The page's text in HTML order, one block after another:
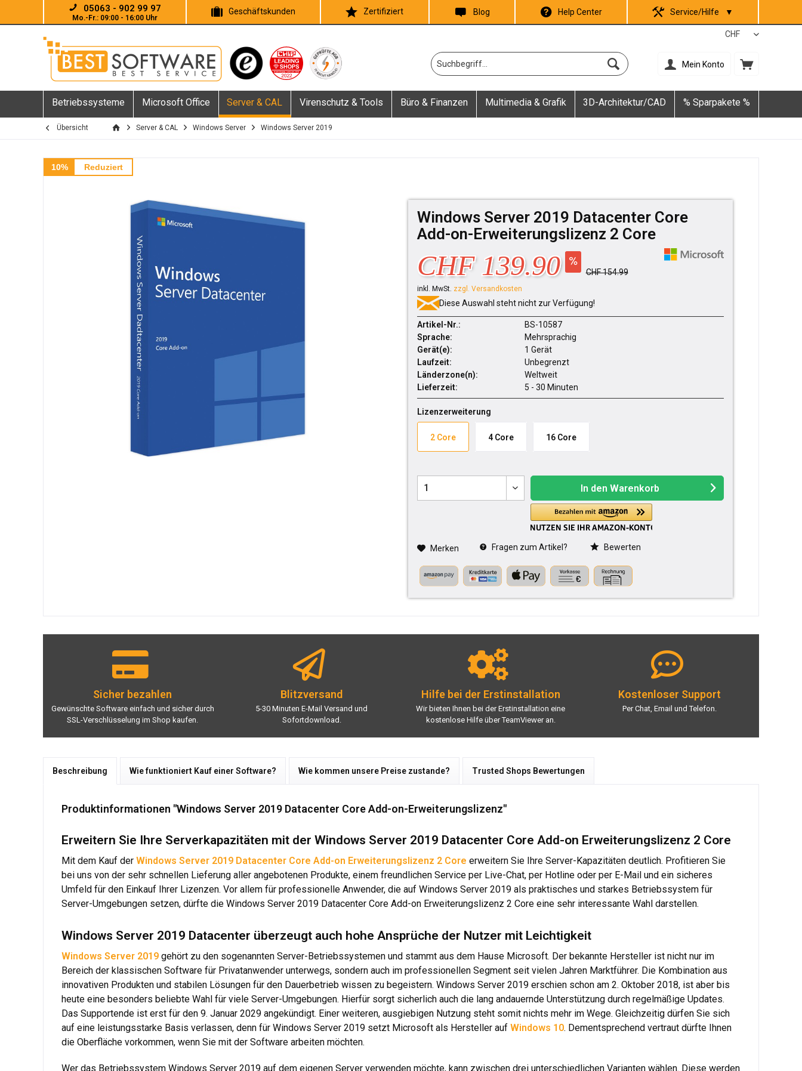
05063 - 902 99 97
Mo.-Fr.: 09:00 - 16:00 Uhr
Geschäftskunden Zertifiziert Blog Help Center Service/Hilfe ▼
Mein Konto
Betriebssysteme Microsoft Office Server & CAL Virenschutz & Tools Büro & Finanzen Multimedia & Grafik 3D-Architektur/CAD % Sparpakete %
Übersicht Server & CAL Windows Server Windows Server 2019
10% Reduziert
Windows Server 2019 Datacenter Core
Add-on-Erweiterungslizenz 2 Core
CHF 139.90 CHF 154.99
inkl. MwSt. zzgl. Versandkosten
Diese Auswahl steht nicht zur Verfügung!
Artikel-Nr.:
BS-10587
Sprache:
Mehrsprachig
Gerät(e):
1 Gerät
Laufzeit:
Unbegrenzt
Länderzone(n):
Weltweit
Lieferzeit:
5 - 30 Minuten
Lizenzerweiterung
2 Core 4 Core 16 Core
In den Warenkorb
Merken Fragen zum Artikel? Bewerten
Sicher bezahlen
Gewünschte Software einfach und sicher durch
SSL-Verschlüsselung im Shop kaufen.
Blitzversand
5-30 Minuten E-Mail Versand und
Sofortdownload.
Hilfe bei der Erstinstallation
Wir bieten Ihnen bei der Erstinstallation eine
kostenlose Hilfe über TeamViewer an.
Kostenloser Support
Per Chat, Email und Telefon.
Beschreibung Wie funktioniert Kauf einer Software? Wie kommen unsere Preise zustande? Trusted Shops Bewertungen
Produktinformationen "Windows Server 2019 Datacenter Core Add-on-Erweiterungslizenz"
Erweitern Sie Ihre Serverkapazitäten mit der Windows Server 2019 Datacenter Core Add-on Erweiterungslizenz 2 Core
Mit dem Kauf der Windows Server 2019 Datacenter Core Add-on Erweiterungslizenz 2 Core erweitern Sie Ihre Server-Kapazitäten deutlich. Profitieren Sie
bei uns von der sehr schnellen Lieferung aller angebotenen Produkte, einem freundlichen Service per Live-Chat, per Hotline oder per E-Mail und ein sicheres
Umfeld für den Einkauf Ihrer Lizenzen. Vor allem für professionelle Anwender, die auf Windows Server 2019 als praktisches und starkes Betriebssystem für
Server-Umgebungen setzen, dürfte die Windows Server 2019 Datacenter Core Add-on Erweiterungslizenz 2 Core eine sehr interessante Wahl darstellen.
Windows Server 2019 Datacenter überzeugt auch hohe Ansprüche der Nutzer mit Leichtigkeit
Windows Server 2019 gehört zu den sogenannten Server-Betriebssystemen und stammt aus dem Hause Microsoft. Der bekannte Hersteller ist nicht nur im
Bereich der klassischen Software für Privatanwender unterwegs, sondern auch im professionellen Segment seit vielen Jahren Marktführer. Die Kombination aus
innovativen Produkten und stabilen Lösungen für den Dauerbetrieb wissen zu begeistern. Windows Server 2019 erschien schon am 2. Oktober 2018, ist aber bis
heute eine besonders beliebte Wahl für viele Server-Umgebungen. Hierfür sorgt sicherlich auch die lang andauernde Unterstützung durch regelmäßige Updates.
Das Supportende ist erst für den 9. Januar 2029 angekündigt. Einer weiteren, ausgiebigen Nutzung steht somit nichts mehr im Wege. Gleichzeitig dürfen Sie sich
auf eine leistungsstarke Basis verlassen, denn für Windows Server 2019 setzt Microsoft als Hersteller auf Windows 10. Dementsprechend vertraut dürfte Ihnen
die Oberfläche vorkommen, wenn Sie mit der Software arbeiten möchten.
Wer das Betriebssystem Windows Server 2019 auf dem eigenen Server verwenden möchte, kann zwischen drei unterschiedlichen Varianten wählen. Diese werden